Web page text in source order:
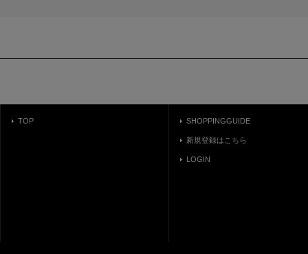
TOP SHOPPINGGUIDE
新規登録はこちら
LOGIN